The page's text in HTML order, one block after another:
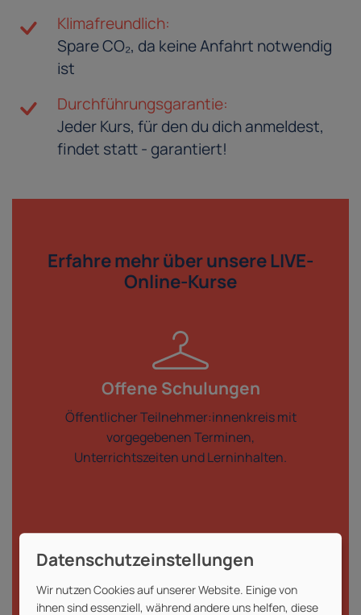
Klimafreundlich:
Spare CO₂, da keine Anfahrt notwendig
ist
Durchführungsgarantie:
Jeder Kurs, für den du dich anmeldest,
findet statt - garantiert!
Erfahre mehr überunsere LIVE-
Online-Kurse
Offene Schulungen
Öffentlicher Teilnehmer:innenkreis mit
vorgegebenen Terminen,
Unterrichtszeiten und Lerninhalten.
Wir nutzen Cookies auf unserer Website. Einige von
ihnen sind essenziell, während andere uns helfen, diese